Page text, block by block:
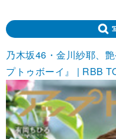
乃木坂46・金川紗耶、
プトゥボーイ』 | RBB